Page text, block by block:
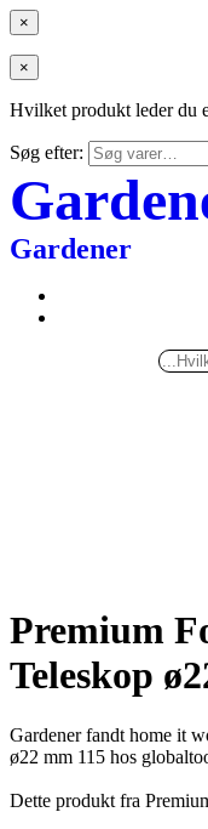
×
×
Hvilket produkt leder du
Søg efter:
Gardener
Premium
Teleskop
Gardener fandt home it
ø22 mm 115 hos
Dette produkt fra